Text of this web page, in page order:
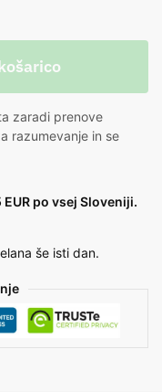
zaradi prenove
razumevanje in se
po vsej Sloveniji.
še isti dan.